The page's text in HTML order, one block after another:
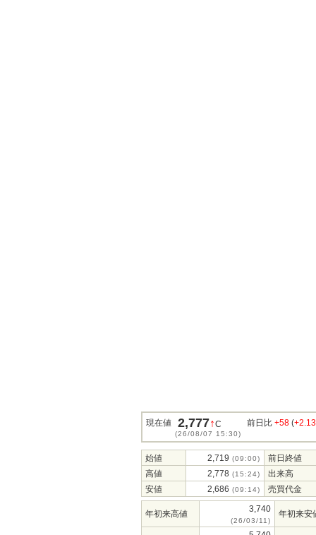
現在値 2,777↑C
(26/08/07 15:30)
前日比 +58 (
始値 2,719 (09:00)
前日終値
高値
2,778 (15:24)
出来高
安値
2,686 (09:14) 売買代金
年初来高値 3,740
(26/03/11)
年初来安